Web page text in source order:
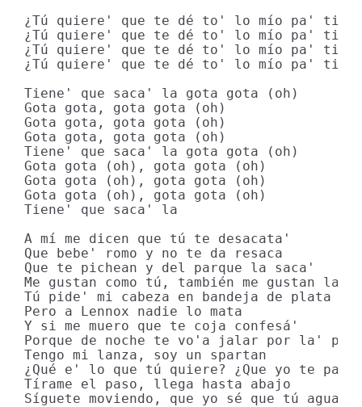
¿Tú quiere' que te dé to' lo mío pa' ti?
¿Tú quiere' que te dé to' lo mío pa' ti?
¿Tú quiere' que te dé to' lo mío pa' ti?
¿Tú quiere' que te dé to' lo mío pa' ti?
Tiene' que saca' la gota gota (oh)
Gota gota, gota gota (oh)
Gota gota, gota gota (oh)
Gota gota, gota gota (oh)
Tiene' que saca' la gota gota (oh)
Gota gota (oh), gota gota (oh)
Gota gota (oh), gota gota (oh)
Gota gota (oh), gota gota (oh)
Tiene' que saca' la
A mí me dicen que tú te desacata'
Que bebe' romo y no te da resaca
Que te pichean y del parque la saca'
Me gustan como tú, también me gustan
Tú pide' mi cabeza en bandeja de plata
Pero a Lennox nadie lo mata
Y si me muero que te coja confesá'
Porque de noche te vo'a jalar por la'
Tengo mi lanza, soy un spartan
¿Qué e' lo que tú quiere? ¿Que yo te
Tírame el paso, llega hasta abajo
Síguete moviendo, que yo sé que tú